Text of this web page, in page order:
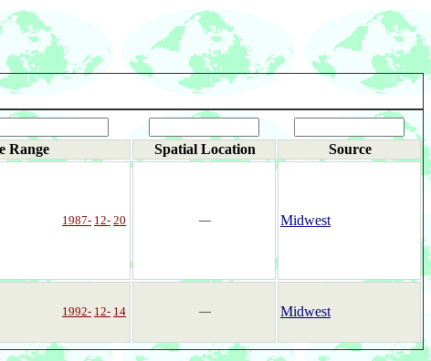
Range Spatial Location Source
1987- 12- 20 ― Midwest
1992- 12- 14 ― Midwest